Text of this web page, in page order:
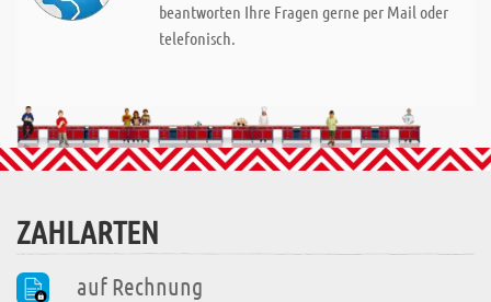
beantworten Ihre Fragen gerne per Mail oder
telefonisch.
ZAHLARTEN
auf Rechnung